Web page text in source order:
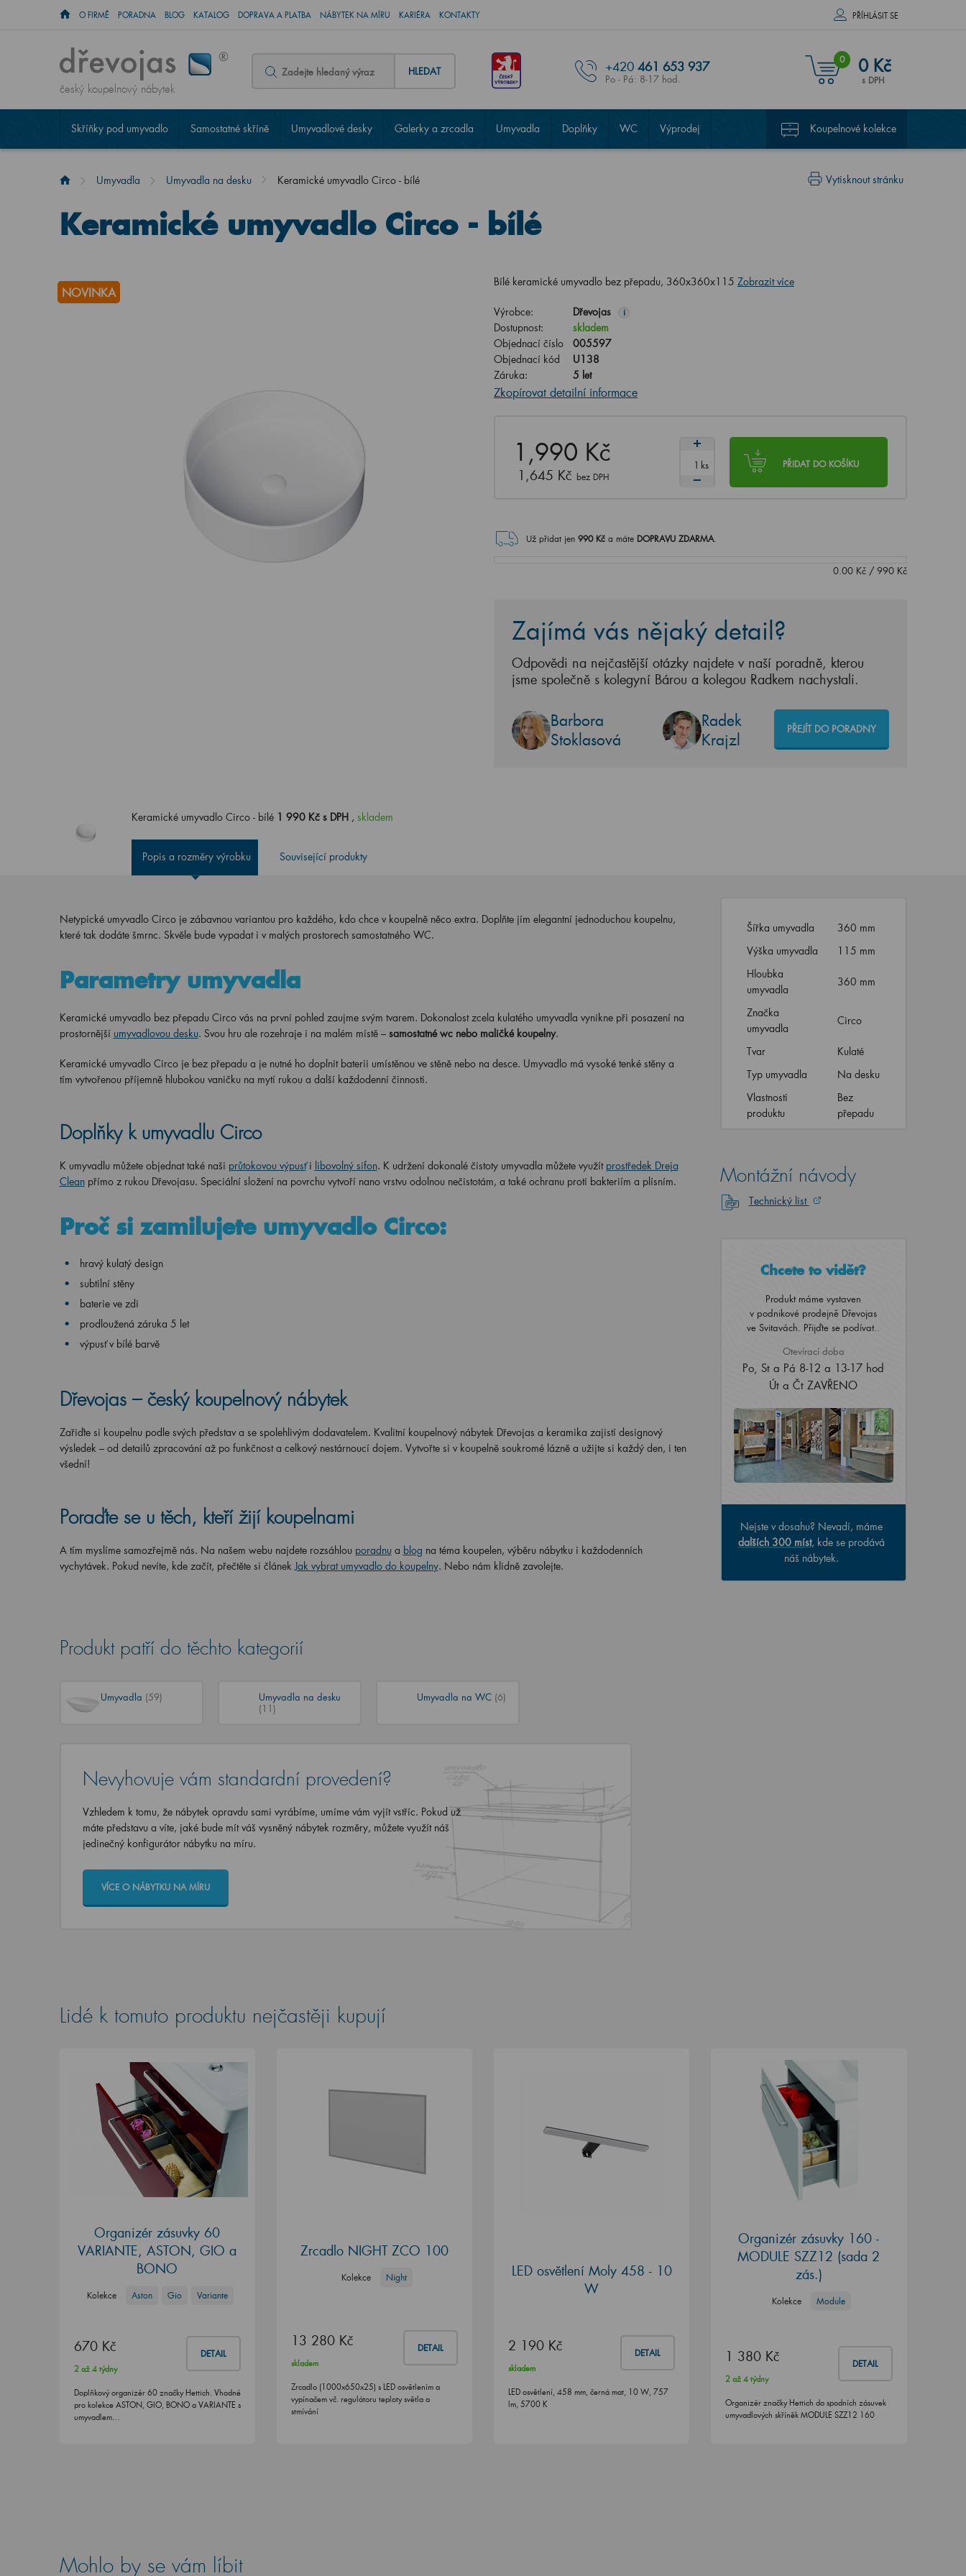
O FIRMĚ PORADNA BLOG KATALOG DOPRAVA A PLATBA NÁBYTEK NA MÍRU KARIÉRA KONTAKTY PŘÍHLÁSIT SE
český koupelnový nábytek
HLEDAT +420 461 653 937
Po - Pá: 8-17 hod.
0 0 Kč
s DPH
Skříňky pod umyvadlo Samostatné skříně Umyvadlové desky Galerky a zrcadla Umyvadla Doplňky WC Výprodej Koupelnové kolekce
Vytisknout stránku
Umyvadla Umyvadla na desku Keramické umyvadlo Circo - bílé
Keramické umyvadlo Circo - bílé
NOVINKA
Bílé keramické umyvadlo bez přepadu, 360x360x115 Zobrazit více
Výrobce: Dřevojas i
Dostupnost:
skladem
Objednací číslo
005597
Objednací kód
U138
Záruka:
5 let
Zkopírovat detailní informace
1,990 Kč
1,645 Kč bez DPH
PŘIDAT DO KOŠÍKU
ks
Už přidat jen 990Kč a máte DOPRAVU ZDARMA.
0.00Kč/ 990Kč
Zajímá vás nějaký detail?
Odpovědi na nejčastější otázky najdete v naší poradně, kterou
jsme společně s kolegyní Bárou a kolegou Radkem nachystali.
Barbora
Stoklasová
Radek
Krajzl
PŘEJÍT DO PORADNY
Keramické umyvadlo Circo - bílé 1 990 Kč s DPH ,skladem
Popis a rozměry výrobku Související produkty
Netypické umyvadlo Circo je zábavnou variantou pro každého, kdo chce v koupelně něco extra. Doplňte jím elegantní jednoduchou koupelnu,
které tak dodáte šmrnc. Skvěle bude vypadat i v malých prostorech samostatného WC.
Parametry umyvadla
Keramické umyvadlo bez přepadu Circo vás na první pohled zaujme svým tvarem. Dokonalost zcela kulatého umyvadla vynikne při posazení na
prostornější umyvadlovou desku. Svou hru ale rozehraje i na malém místě – samostatné wc nebo maličké koupelny.
Keramické umyvadlo Circo je bez přepadu a je nutné ho doplnit baterii umístěnou ve stěně nebo na desce. Umyvadlo má vysoké tenké stěny a
tím vytvořenou příjemně hlubokou vaničku na mytí rukou a další každodenní činnosti.
Doplňky k umyvadlu Circo
K umyvadlu můžete objednat také naši průtokovou výpusťi libovolný sifon. K udržení dokonalé čistoty umyvadla můžete využít prostředek Dreja
Cleanpřímo z rukou Dřevojasu. Speciální složení na povrchu vytvoří nano vrstvu odolnou nečistotám, a také ochranu proti bakteriím a plísním.
Proč si zamilujete umyvadlo Circo:
hravý kulatý design
subtilní stěny
baterie ve zdi
prodloužená záruka 5 let
výpusť v bílé barvě
Dřevojas – český koupelnový nábytek
Zařiďte si koupelnu podle svých představ a se spolehlivým dodavatelem. Kvalitní koupelnový nábytek Dřevojas a keramika zajistí designový
výsledek – od detailů zpracování až po funkčnost a celkový nestárnoucí dojem. Vytvořte si v koupelně soukromé lázně a užijte si každý den, i ten
všední!
Poraďte se u těch, kteří žijí koupelnami
A tím myslíme samozřejmě nás. Na našem webu najdete rozsáhlou poradnua blog na téma koupelen, výběru nábytku i každodenních
vychytávek. Pokud nevíte, kde začít, přečtěte si článekJak vybrat umyvadlo do koupelny. Nebo nám klidně zavolejte.
Produkt patří do těchto kategorií
Umyvadla (59)
Umyvadla na desku
(11)
Umyvadla na WC (6)
Nevyhovuje vám standardní provedení?
Vzhledem k tomu, že nábytek opravdu sami vyrábíme, umíme vám vyjít vstříc. Pokud už
máte představu a víte, jaké bude mít váš vysněný nábytek rozměry, můžete využít náš
jedinečný konfigurátor nábytku na míru.
VÍCE O NÁBYTKU NA MÍRU
Šířka umyvadla
360 mm
Výška umyvadla
115 mm
Hloubka
umyvadla
360 mm
Značka
umyvadla
Circo
Tvar
Kulaté
Typ umyvadla
Na desku
Vlastnosti
produktu
Bez
přepadu
Montážní návody
Technický list
Chcete to vidět?
Produkt máme vystaven
v podnikové prodejně Dřevojas
ve Svitavách. Přijďte se podívat..
Otevírací doba
Po, St a Pá 8-12 a 13-17 hod
Út a Čt ZAVŘENO
Nejste v dosahu? Nevadí, máme
dalších 300 míst, kde se prodává
náš nábytek.
Lidé k tomuto produktu nejčastěji kupují
Organizér zásuvky 60
VARIANTE, ASTON, GIO a
BONO
Kolekce Aston Gio Variante
670 Kč DETAIL
2 až 4 týdny
Doplňkový organizér 60 značky Hettich. Vhodné
pro kolekce ASTON, GIO, BONO a VARIANTE s
umyvadlem…
Zrcadlo NIGHT ZCO 100
Kolekce Night
13 280 Kč DETAIL
skladem
Zrcadlo (1000x650x25) s LED osvětlením a
vypínačem vč. regulátoru teploty světla a
stmívání
LED osvětlení Moly 458 - 10
W
2 190 Kč DETAIL
skladem
LED osvětlení, 458 mm, černá mat, 10 W, 757
lm, 5700 K
Organizér zásuvky 160 -
MODULE SZZ12 (sada 2
zás.)
Kolekce Module
1 380 Kč DETAIL
2 až 4 týdny
Organizér značky Hettich do spodních zásuvek
umyvadlových skříněk MODULE SZZ12 160
Mohlo by se vám líbit